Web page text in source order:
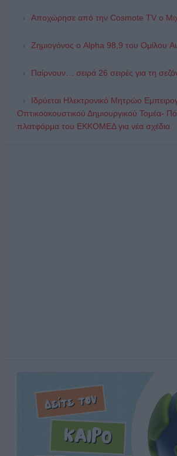
Αποχώρησε από την Cosmote TV o
Ζημιογόνος ο Alpha 98,9 του Ομίλου
Παίρνουν… σειρά 26 σειρές για τη
Ιδρύεται Ηλεκτρονικό Μητρώο
Οπτικοακουστικού Δημιουργικού Τομέα-
πλατφόρμα του ΕΚΚΟΜΕΔ για νέα σχέδια